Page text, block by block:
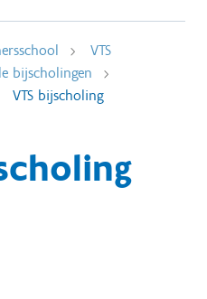
VTS
bijscholingen
VTS bijscholing